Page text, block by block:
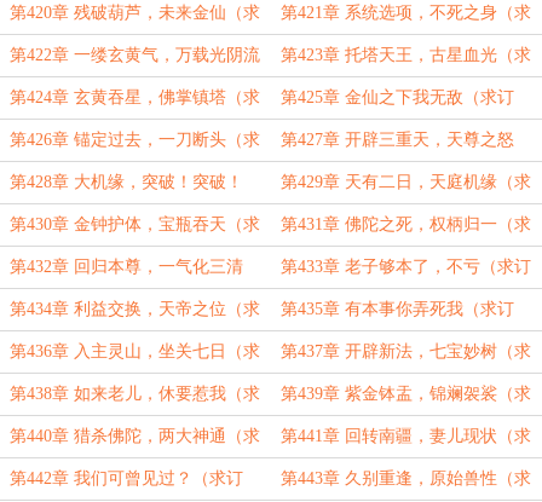
阅）
第420章 残破葫芦，未来金仙（求
订阅）
第421章 系统选项，不死之身（求
订阅）
第422章 一缕玄黄气，万载光阴流
（求订阅）
第423章 托塔天王，古星血光（求
订阅）
第424章 玄黄吞星，佛掌镇塔（求
订阅）
第425章 金仙之下我无敌（求订
阅）
第426章 锚定过去，一刀断头（求
订阅）
第427章 开辟三重天，天尊之怒
（求订阅）
第428章 大机缘，突破！突破！
（求订阅）
第429章 天有二日，天庭机缘（求
订阅）
第430章 金钟护体，宝瓶吞天（求
订阅）
第431章 佛陀之死，权柄归一（求
订阅）
第432章 回归本尊，一气化三清
（求订阅）
第433章 老子够本了，不亏（求订
阅）
第434章 利益交换，天帝之位（求
订阅）
第435章 有本事你弄死我（求订
阅）
第436章 入主灵山，坐关七日（求
订阅）
第437章 开辟新法，七宝妙树（求
订阅）
第438章 如来老儿，休要惹我（求
订阅）
第439章 紫金钵盂，锦斓袈裟（求
订阅）
第440章 猎杀佛陀，两大神通（求
订阅）
第441章 回转南疆，妻儿现状（求
订阅）
第442章 我们可曾见过？（求订 第443章 久别重逢，原始兽性（求